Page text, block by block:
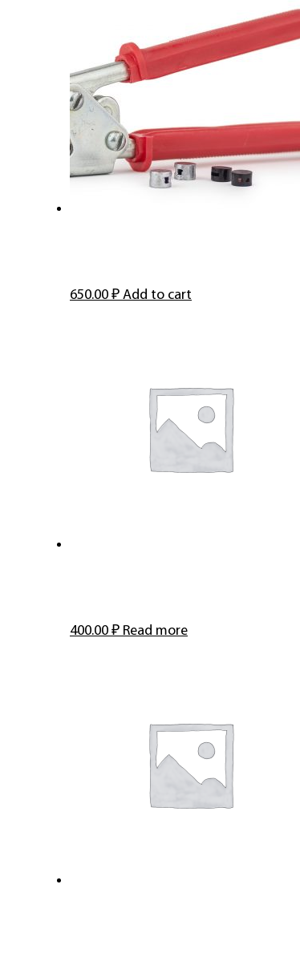
650.00 ₽ Add to cart
400.00 ₽ Read more